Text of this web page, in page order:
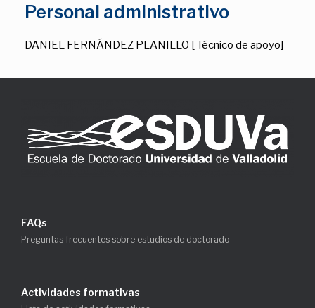
Personal administrativo
DANIEL FERNÁNDEZ PLANILLO [ Técnico de apoyo]
FAQs
Preguntas frecuentes sobre estudios de doctorado
Actividades formativas